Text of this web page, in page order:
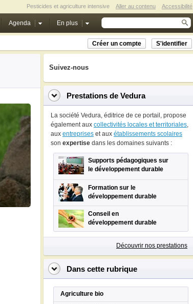
Accessibilité
Aller au contenu
Pesticides et agriculture intensive
Agenda En plus
Créer un compte S'identifier
Suivez-nous
Prestations de Vedura
La société Vedura, éditrice de ce portail, propose
également aux collectivités locales et territoriales,
aux entreprises et aux établissements scolaires
son expertise dans les domaines suivants :
Supports pédagogiques sur
le développement durable
Formation sur le
développement durable
Conseil en
développement durable
Découvrir nos prestations
Dans cette rubrique
Agriculture bio